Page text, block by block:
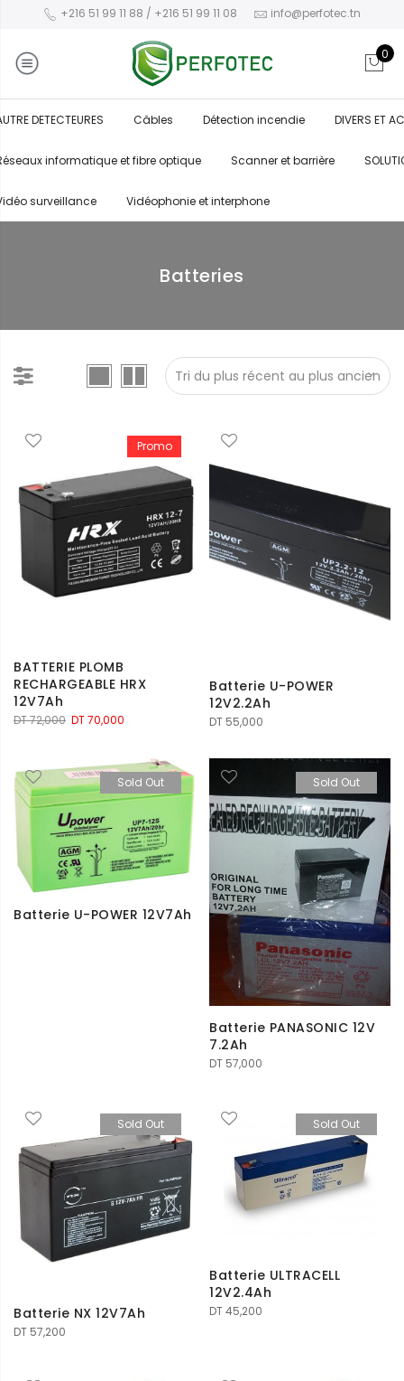
+216 51 99 11 88 / +216 51 99 11 08 info@perfotec.tn
0
DETECTEURES Câbles Détection incendie DIVERS ET
informatique et fibre optique Scanner et barrière
surveillance Vidéophonie et interphone
Batteries
Promo
BATTERIE PLOMB
RECHARGEABLE HRX
12V7Ah
DT72,000 Le
était :
DT 72,000.
DT70,000
actuel
est :
DT 70,000.
Batterie U-POWER
12V2.2Ah
DT 55,000
Sold Out
Batterie U-POWER 12V7Ah
Sold Out
Batterie PANASONIC 12V
7.2Ah
DT 57,000
Sold Out
Batterie NX 12V7Ah
DT 57,200
Sold Out
Batterie ULTRACELL
12V2.4Ah
DT45,200